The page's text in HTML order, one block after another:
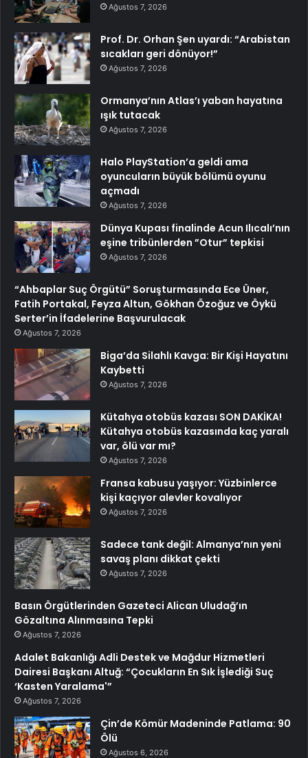
Ağustos 7, 2026
Prof. Dr. Orhan Şen uyardı: “Arabistan
sıcakları geri dönüyor!”
Ağustos 7, 2026
Ormanya’nın Atlas’ı yaban hayatına
ışık tutacak
Ağustos 7, 2026
Halo PlayStation’a geldi ama
oyuncuların büyük bölümü oyunu
açmadı
Ağustos 7, 2026
Dünya Kupası finalinde Acun Ilıcalı’nın
eşine tribünlerden ”Otur” tepkisi
Ağustos 7, 2026
“Ahbaplar Suç Örgütü” Soruşturmasında Ece Üner,
Fatih Portakal, Feyza Altun, Gökhan Özoğuz ve Öykü
Serter’in İfadelerine Başvurulacak
Ağustos 7, 2026
Biga’da Silahlı Kavga: Bir Kişi Hayatını
Kaybetti
Ağustos 7, 2026
Kütahya otobüs kazası SON DAKİKA!
Kütahya otobüs kazasında kaç yaralı
var, ölü var mı?
Ağustos 7, 2026
Fransa kabusu yaşıyor: Yüzbinlerce
kişi kaçıyor alevler kovalıyor
Ağustos 7, 2026
Sadece tank değil: Almanya’nın yeni
savaş planı dikkat çekti
Ağustos 7, 2026
Basın Örgütlerinden Gazeteci Alican Uludağ’ın
Gözaltına Alınmasına Tepki
Ağustos 7, 2026
Adalet Bakanlığı Adli Destek ve Mağdur Hizmetleri
Dairesi Başkanı Altuğ: “Çocukların En Sık İşlediği Suç
‘Kasten Yaralama'”
Ağustos 7, 2026
Çin’de Kömür Madeninde Patlama: 90
Ölü
Ağustos 6, 2026